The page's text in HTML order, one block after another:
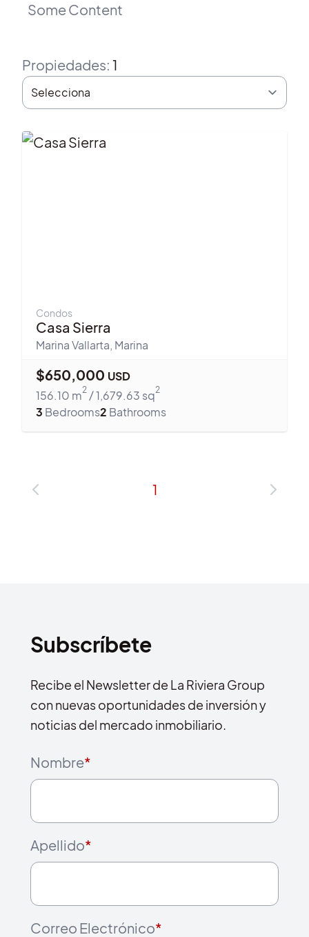
Some Content
Propiedades: 1
Condos
Casa Sierra
Marina Vallarta, Marina
$650,000 USD
156.10 m2 /1,679.63 sq2
3 Bedrooms2 Bathrooms
1
Subscríbete
Recibe el Newsletter de La Riviera Group
con nuevas oportunidades de inversión y
noticias del mercado inmobiliario.
Nombre*
Apellido*
Correo Electrónico*